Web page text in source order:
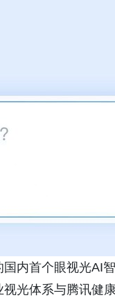
内首个眼视光AI
光体系与腾讯健